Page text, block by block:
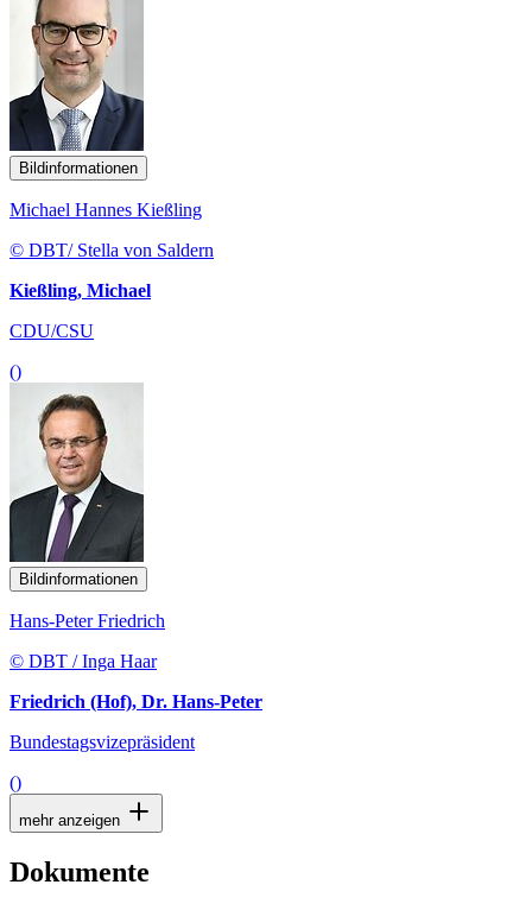
Bildinformationen
Michael Hannes Kießling
© DBT/ Stella von Saldern
Kießling, Michael
CDU/CSU
()
Bildinformationen
Hans-Peter Friedrich
© DBT / Inga Haar
Friedrich (Hof), Dr. Hans-Peter
Bundestagsvizepräsident
()
mehr anzeigen
Dokumente